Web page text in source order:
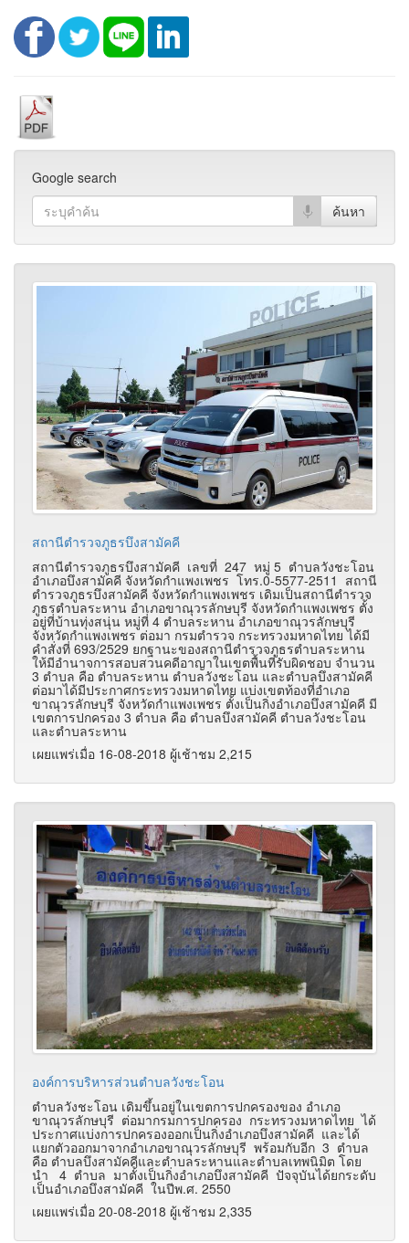
Google search
สถานีตำรวจภูธรบึงสามัคคี
สถานีตำรวจภูธรบึงสามัคคี เลขที่ 247 หมู่ 5 ตำบลวังชะโอน
อำเภอบึงสามัคคี จังหวัดกำแพงเพชร โทร.0-5577-2511 สถานี
ตำรวจภูธรบึงสามัคคี จังหวัดกำแพงเพชร เดิมเป็นสถานีตำรวจ
ภูธรตำบลระหาน อำเภอขาณุวรลักษบุรี จังหวัดกำแพงเพชร ตั้ง
อยู่ที่บ้านทุ่งสนุ่น หมู่ที่ 4 ตำบลระหาน อำเภอขาณุวรลักษบุรี
จังหวัดกำแพงเพชร ต่อมา กรมตำรวจ กระทรวงมหาดไทย ได้มี
คำสั่งที่ 693/2529 ยกฐานะของสถานีตำรวจภูธรตำบลระหาน
ให้มีอำนาจการสอบสวนคดีอาญาในเขตพื้นที่รับผิดชอบ จำนวน
3 ตำบล คือ ตำบลระหาน ตำบลวังชะโอน และตำบลบึงสามัคคี
ต่อมาได้มีประกาศกระทรวงมหาดไทย แบ่งเขตท้องที่อำเภอ
ขาณุวรลักษบุรี จังหวัดกำแพงเพชร ตั้งเป็นกิ่งอำเภอบึงสามัคคี มี
เขตการปกครอง 3 ตำบล คือ ตำบลบึงสามัคคี ตำบลวังชะโอน
และตำบลระหาน
เผยแพร่เมื่อ 16-08-2018 ผู้เช้าชม 2,215
องค์การบริหารส่วนตำบลวังชะโอน
ตำบลวังชะโอน เดิมขึ้นอยู่ในเขตการปกครองของ อำเภอ
ขาณุวรลักษบุรี ต่อมากรมการปกครอง กระทรวงมหาดไทย ได้
ประกาศแบ่งการปกครองออกเป็นกิ่งอำเภอบึงสามัคคี และได้
แยกตัวออกมาจากอำเภอขาณุวรลักษบุรี พร้อมกับอีก 3 ตำบล
คือ ตำบลบึงสามัคคีและตำบลระหานและตำบลเทพนิมิต โดย
นำ 4 ตำบล มาตั้งเป็นกิ่งอำเภอบึงสามัคคี ปัจจุบันได้ยกระดับ
เป็นอำเภอบึงสามัคคี ในปีพ.ศ. 2550
เผยแพร่เมื่อ 20-08-2018 ผู้เช้าชม 2,335